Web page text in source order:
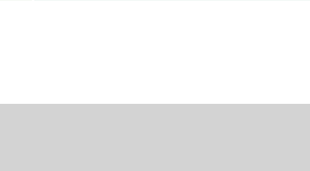
de tela